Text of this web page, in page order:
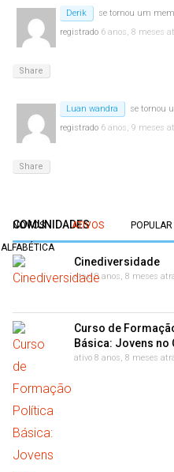
Derik
se tornou um
registrado 6 anos, 8 meses
Share
Luan wandra
se tornou
registrado 6 anos, 9 meses
Share
COMUNIDADES
NOVOS ATIVOS POPULAR
ALFABÉTICA
Cinediversidade
ativo 8 anos, 8 meses
Curso de
Básica: Jovens no
ativo 8 anos, 8 meses